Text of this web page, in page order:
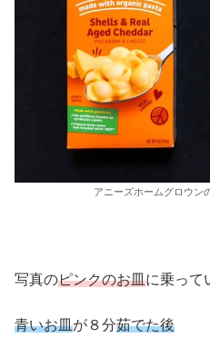
アニーズホームグロウン
写真のピンクのお皿に乗って
青いお皿が８分茹でた後